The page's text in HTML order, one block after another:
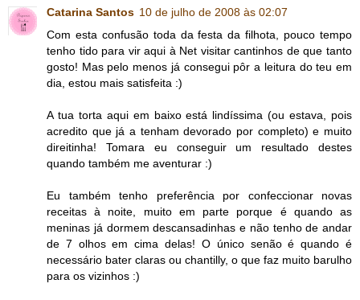
Catarina Santos 10 de julho de 2008 às 02:07
Com esta confusão toda da festa da filhota, pouco tempo
tenho tido para vir aqui à Net visitar cantinhos de que tanto
gosto! Mas pelo menos já consegui pôr a leitura do teu em
dia, estou mais satisfeita :)
A tua torta aqui em baixo está lindíssima (ou estava, pois
acredito que já a tenham devorado por completo) e muito
direitinha! Tomara eu conseguir um resultado destes
quando também me aventurar :)
Eu também tenho preferência por confeccionar novas
receitas à noite, muito em parte porque é quando as
meninas já dormem descansadinhas e não tenho de andar
de 7 olhos em cima delas! O único senão é quando é
necessário bater claras ou chantilly, o que faz muito barulho
para os vizinhos :)